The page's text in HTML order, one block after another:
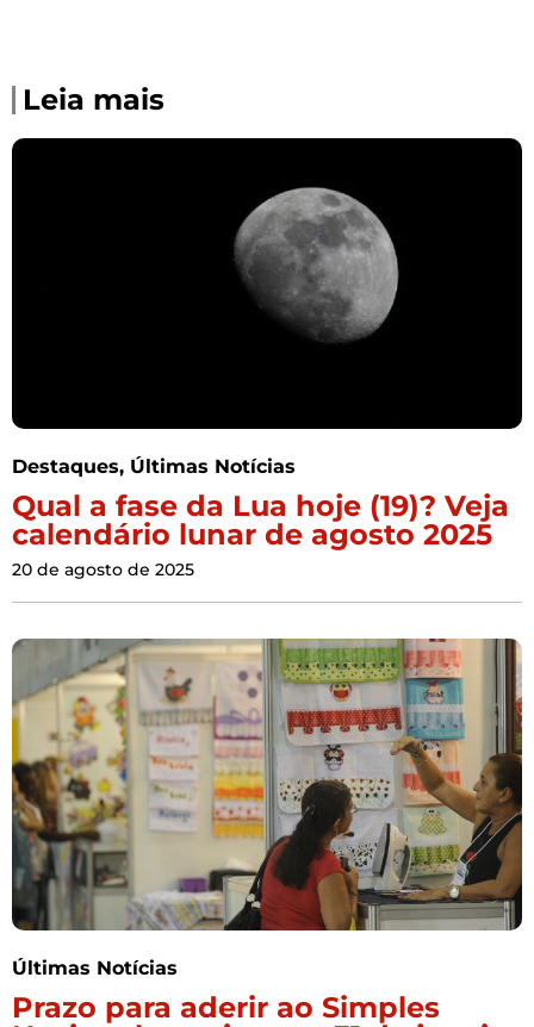
Leia mais
Destaques, Últimas Notícias
Qual a fase da Lua hoje (19)? Veja
calendário lunar de agosto 2025
20 de agosto de 2025
Últimas Notícias
Prazo para aderir ao Simples